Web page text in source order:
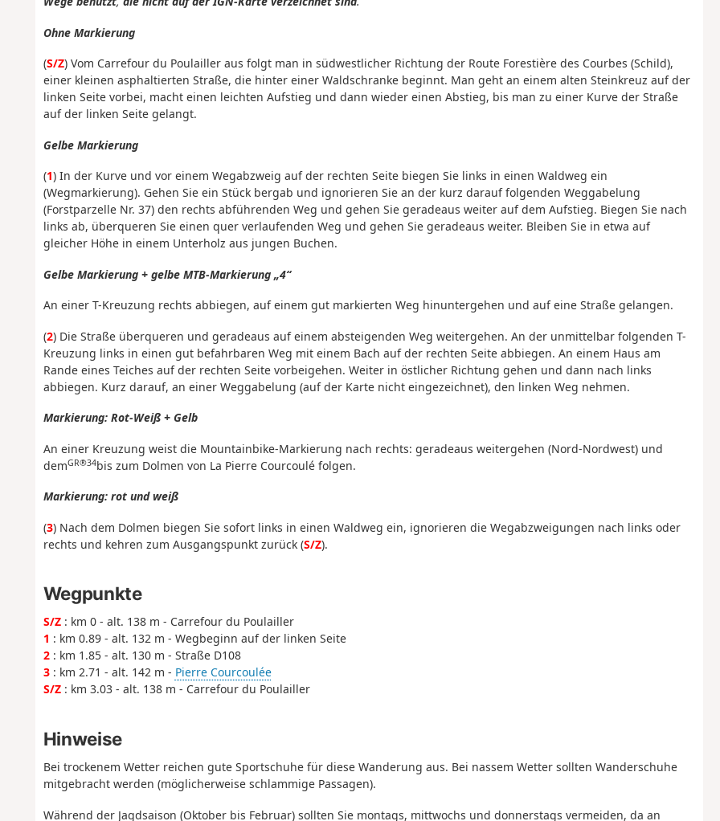
Ohne Markierung
(S/Z) Vom Carrefour du Poulailler aus folgt man in südwestlicher Richtung der Route Forestière des Courbes (Schild),
einer kleinen asphaltierten Straße, die hinter einer Waldschranke beginnt. Man geht an einem alten Steinkreuz auf der
linken Seite vorbei, macht einen leichten Aufstieg und dann wieder einen Abstieg, bis man zu einer Kurve der Straße
auf der linken Seite gelangt.
Gelbe Markierung
(1) In der Kurve und vor einem Wegabzweig auf der rechten Seite biegen Sie links in einen Waldweg ein
(Wegmarkierung). Gehen Sie ein Stück bergab und ignorieren Sie an der kurz darauf folgenden Weggabelung
(Forstparzelle Nr. 37) den rechts abführenden Weg und gehen Sie geradeaus weiter auf dem Aufstieg. Biegen Sie nach
links ab, überqueren Sie einen quer verlaufenden Weg und gehen Sie geradeaus weiter. Bleiben Sie in etwa auf
gleicher Höhe in einem Unterholz aus jungen Buchen.
Gelbe Markierung + gelbe MTB-Markierung „4“
An einer T-Kreuzung rechts abbiegen, auf einem gut markierten Weg hinuntergehen und auf eine Straße gelangen.
(2) Die Straße überqueren und geradeaus auf einem absteigenden Weg weitergehen. An der unmittelbar folgenden T-
Kreuzung links in einen gut befahrbaren Weg mit einem Bach auf der rechten Seite abbiegen. An einem Haus am
Rande eines Teiches auf der rechten Seite vorbeigehen. Weiter in östlicher Richtung gehen und dann nach links
abbiegen. Kurz darauf, an einer Weggabelung (auf der Karte nicht eingezeichnet), den linken Weg nehmen.
Markierung: Rot-Weiß + Gelb
An einer Kreuzung weist die Mountainbike-Markierung nach rechts: geradeaus weitergehen (Nord-Nordwest) und
demGR®34bis zum Dolmen von La Pierre Courcoulé folgen.
Markierung: rot und weiß
(3) Nach dem Dolmen biegen Sie sofort links in einen Waldweg ein, ignorieren die Wegabzweigungen nach links oder
rechts und kehren zum Ausgangspunkt zurück (S/Z).
Wegpunkte
S/Z: km 0 - alt. 138 m - Carrefour du Poulailler
1 : km 0.89 - alt. 132 m - Wegbeginn auf der linken Seite
2: km 1.85 - alt. 130 m - Straße D108
3: km 2.71 - alt. 142 m - Pierre Courcoulée
S/Z: km 3.03 - alt. 138 m - Carrefour du Poulailler
Hinweise
Bei trockenem Wetter reichen gute Sportschuhe für diese Wanderung aus. Bei nassem Wetter sollten Wanderschuhe
mitgebracht werden (möglicherweise schlammige Passagen).
Während der Jagdsaison (Oktober bis Februar) sollten Sie montags, mittwochs und donnerstags vermeiden, da an